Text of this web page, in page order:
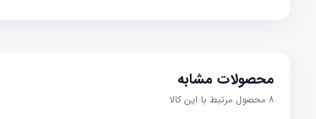
محصولات مشابه
۸ محصول مرتبط با این کالا